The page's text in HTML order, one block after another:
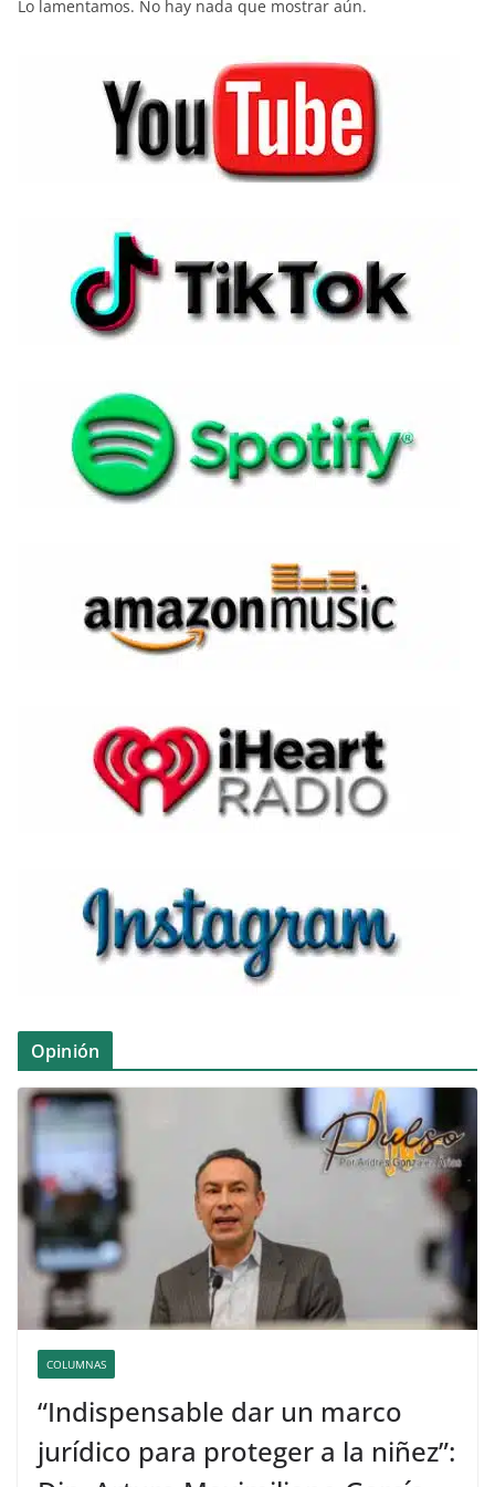
Lo lamentamos. No hay nada que mostrar aún.
Opinión
COLUMNAS
“Indispensable dar un marco
jurídico para proteger a la niñez”: